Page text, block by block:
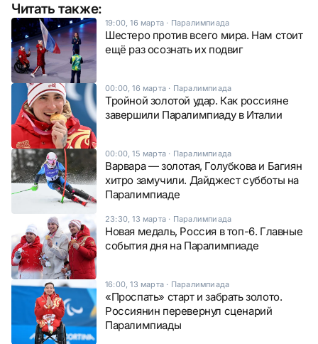
Читать также:
19:00, 16 марта · Паралимпиада
Шестеро против всего мира. Нам стоит
ещё раз осознать их подвиг
00:00, 16 марта · Паралимпиада
Тройной золотой удар. Как россияне
завершили Паралимпиаду в Италии
00:00, 15 марта · Паралимпиада
Варвара — золотая, Голубкова и Багиян
хитро замучили. Дайджест субботы на
Паралимпиаде
23:30, 13 марта · Паралимпиада
Новая медаль, Россия в топ-6. Главные
события дня на Паралимпиаде
16:00, 13 марта · Паралимпиада
«Проспать» старт и забрать золото.
Россиянин перевернул сценарий
Паралимпиады